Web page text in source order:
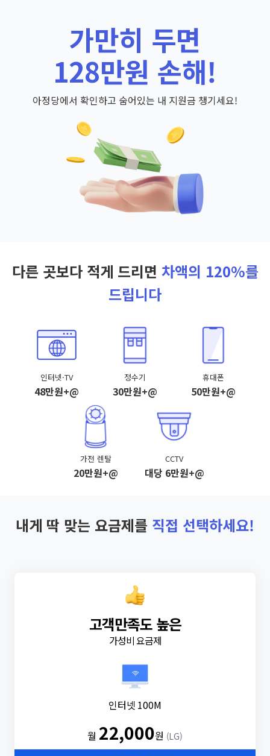
가만히 두면
128만원 손해!
아정당에서 확인하고 숨어있는 내 지원금 챙기세요!
다른 곳보다 적게 드리면 차액의 120%를
드립니다
인터넷·TV
48만원+@
정수기
30만원+@
휴대폰
50만원+@
가전 렌탈
20만원+@
CCTV
대당 6만원+@
내게 딱 맞는 요금제를 직접 선택하세요!
고객만족도 높은
가성비 요금제
인터넷 100M
월 22,000원 (LG)